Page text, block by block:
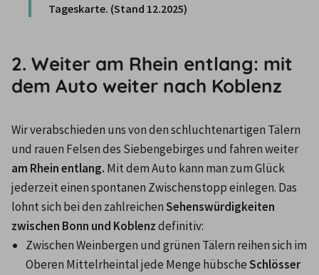
Tageskarte. (Stand 12.2025)
2. Weiter am Rhein entlang: mit
dem Auto weiter nach Koblenz
Wir verabschieden uns von den schluchtenartigen Tälern
und rauen Felsen des Siebengebirges und fahren weiter
am Rhein entlang. Mit dem Auto kann man zum Glück
jederzeit einen spontanen Zwischenstopp einlegen. Das
lohnt sich bei den zahlreichen Sehenswürdigkeiten
zwischen Bonn und Koblenz definitiv:
Zwischen Weinbergen und grünen Tälern reihen sich im
Oberen Mittelrheintal jede Menge hübsche Schlösser